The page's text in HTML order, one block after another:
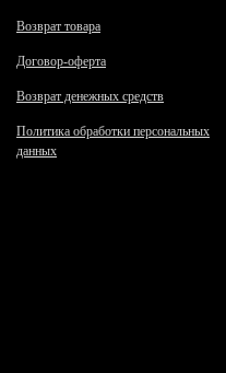
Возврат товара
Договор-оферта
Возврат денежных средств
Политика обработки персональных
данных